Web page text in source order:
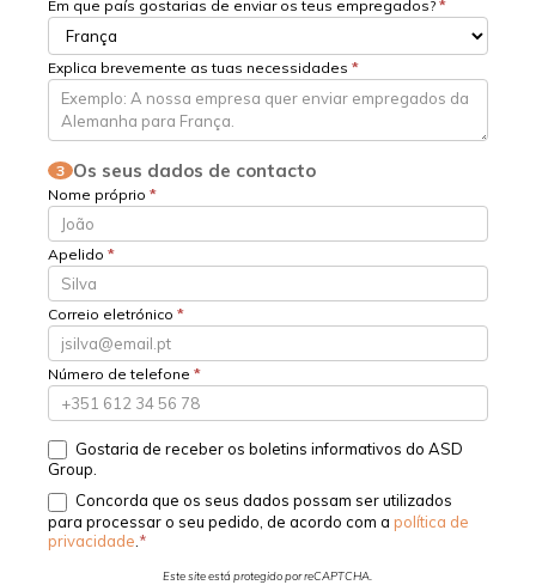
Em que país gostarias de enviar os teus empregados? *
Explica brevemente as tuas necessidades *
3 Os seus dados de contacto
Nome próprio *
Apelido *
Correio eletrónico *
Número de telefone *
Gostaria de receber os boletins informativos do ASD
Group.
Concorda que os seus dados possam ser utilizados
para processar o seu pedido, de acordo com a política de
privacidade
Este site está protegido por reCAPTCHA.